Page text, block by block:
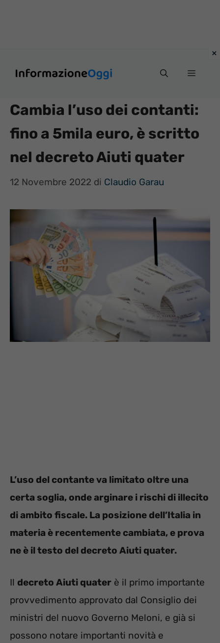
Menu
Cambia l’uso dei contanti:
fino a 5mila euro, è scritto
nel decreto Aiuti quater
12 Novembre 2022 di Claudio Garau
L’uso del contante va limitato oltre una
certa soglia, onde arginare i rischi di illecito
di ambito fiscale. La posizione dell’Italia in
materia è recentemente cambiata, e prova
ne è il testo del decreto Aiuti quater.
Il decreto Aiuti quater è il primo importante
provvedimento approvato dal Consiglio dei
ministri del nuovo Governo Meloni, e già si
possono notare importanti novità e